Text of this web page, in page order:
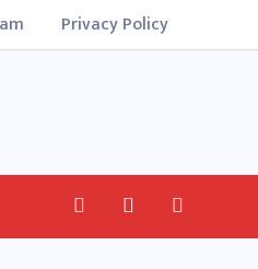
Privacy Policy